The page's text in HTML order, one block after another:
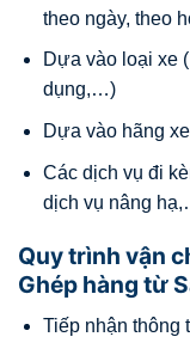
theo ngày, theo
Dựa vào loại xe
dụng,…)
Dựa vào hãng
Các dịch vụ đi
dịch vụ nâng
Quy trình vận
Ghép hàng từ
Tiếp nhận thông